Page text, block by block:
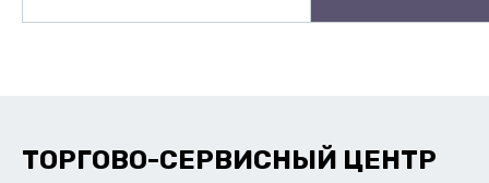
ТОРГОВО-СЕРВИСНЫЙ ЦЕНТР